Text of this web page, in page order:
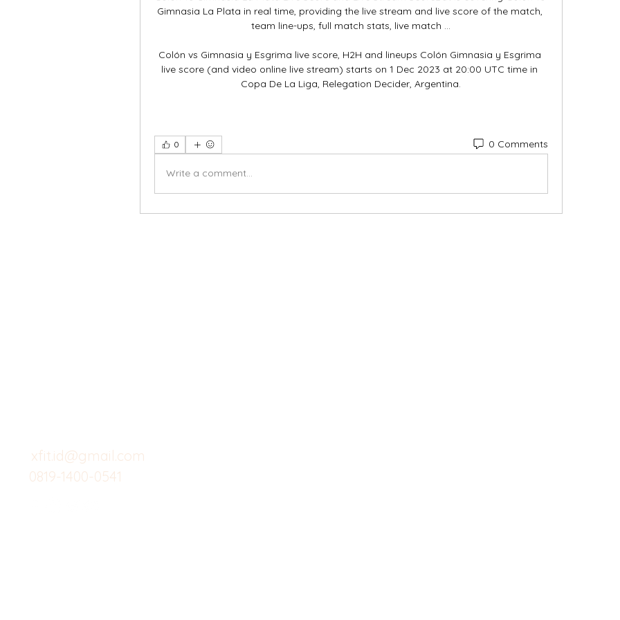
Gimnasia La Plata in real time, providing the live stream and live score of the match,
team line-ups, full match stats, live match ...
Colón vs Gimnasia y Esgrima live score, H2H and lineups Colón Gimnasia y Esgrima
live score (and video online live stream) starts on 1 Dec 2023 at 20:00 UTC time in
Copa De La Liga, Relegation Decider, Argentina.
0 0 Comments
Write a comment...
xfit.id@gmail.com
0819-1400-0541